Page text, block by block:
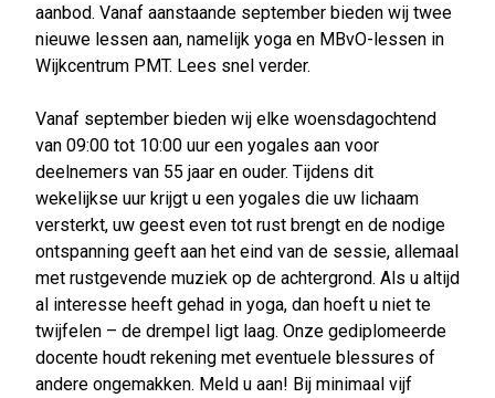
aanbod. Vanaf aanstaande september bieden wij twee
nieuwe lessen aan, namelijk yoga en MBvO-lessen in
Wijkcentrum PMT. Lees snel verder.
Vanaf september bieden wij elke woensdagochtend
van 09:00 tot 10:00 uur een yogales aan voor
deelnemers van 55 jaar en ouder. Tijdens dit
wekelijkse uur krijgt u een yogales die uw lichaam
versterkt, uw geest even tot rust brengt en de nodige
ontspanning geeft aan het eind van de sessie, allemaal
met rustgevende muziek op de achtergrond. Als u altijd
al interesse heeft gehad in yoga, dan hoeft u niet te
twijfelen – de drempel ligt laag. Onze gediplomeerde
docente houdt rekening met eventuele blessures of
andere ongemakken. Meld u aan! Bij minimaal vijf